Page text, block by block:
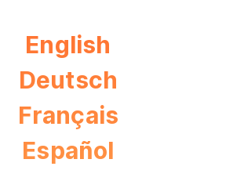
English
Deutsch
Français
Español